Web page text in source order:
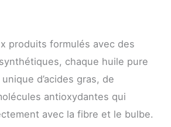
produits formulés avec des
chaque huile pure
d’acides gras, de
antioxydantes qui
avec la fibre et le bulbe.